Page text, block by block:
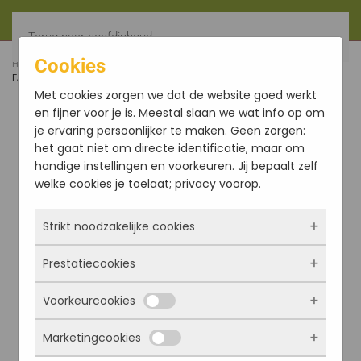
Terug naar hoofdinhoud
HOME
MENU ITEM FOR CATEGORY LISTING MODULE VM-
FALLBACK
Acties en aanbiedingen
Cookies
Met cookies zorgen we dat de website goed werkt
en fijner voor je is. Meestal slaan we wat info op om
je ervaring persoonlijker te maken. Geen zorgen:
het gaat niet om directe identificatie, maar om
handige instellingen en voorkeuren. Jij bepaalt zelf
welke cookies je toelaat; privacy voorop.
Strikt noodzakelijke cookies
Deze cookies zorgen ervoor dat de website
überhaupt werkt. Ze zijn dus altijd actief en
kunnen niet worden uitgezet. Meestal worden
ze alleen geplaatst als jij iets doet, zoals
inloggen, een formulier invullen of je
Prestatiecookies
Met deze cookies zien we hoe vaak onze site
bezocht wordt, waar bezoekers vandaan
komen en welke pagina’s populair zijn. Zo
Voorkeurcookies
Deze cookies onthouden jouw voorkeuren.
Marketingcookies